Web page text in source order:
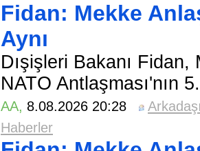
Fidan: Mekke
Aynı
Dışişleri Bakanı
NATO Antlaşması'nın
AA, 8.08.2026 20:28
Haberler